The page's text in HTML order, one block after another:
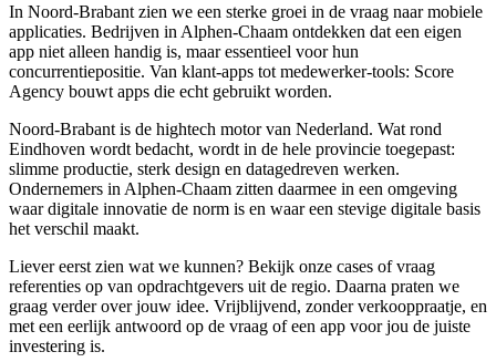
In Noord-Brabant zien we een sterke groei in de vraag naar mobiele
applicaties. Bedrijven in Alphen-Chaam ontdekken dat een eigen
app niet alleen handig is, maar essentieel voor hun
concurrentiepositie. Van klant-apps tot medewerker-tools: Score
Agency bouwt apps die echt gebruikt worden.
Noord-Brabant is de hightech motor van Nederland. Wat rond
Eindhoven wordt bedacht, wordt in de hele provincie toegepast:
slimme productie, sterk design en datagedreven werken.
Ondernemers in Alphen-Chaam zitten daarmee in een omgeving
waar digitale innovatie de norm is en waar een stevige digitale basis
het verschil maakt.
Liever eerst zien wat we kunnen? Bekijk onze cases of vraag
referenties op van opdrachtgevers uit de regio. Daarna praten we
graag verder over jouw idee. Vrijblijvend, zonder verkooppraatje, en
met een eerlijk antwoord op de vraag of een app voor jou de juiste
investering is.